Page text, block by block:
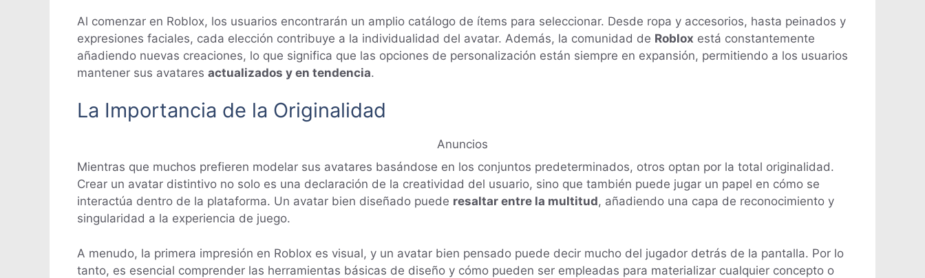
Al comenzar en Roblox, los usuarios encontrarán un amplio catálogo de ítems para seleccionar. Desde ropa y accesorios, hasta peinados y
expresiones faciales, cada elección contribuye a la individualidad del avatar. Además, la comunidad de Roblox está constantemente
añadiendo nuevas creaciones, lo que significa que las opciones de personalización están siempre en expansión, permitiendo a los usuarios
mantener sus avatares actualizados y en tendencia.
La Importancia de la Originalidad
Anuncios
Mientras que muchos prefieren modelar sus avatares basándose en los conjuntos predeterminados, otros optan por la total originalidad.
Crear un avatar distintivo no solo es una declaración de la creatividad del usuario, sino que también puede jugar un papel en cómo se
interactúa dentro de la plataforma. Un avatar bien diseñado puede resaltar entre la multitud, añadiendo una capa de reconocimiento y
singularidad a la experiencia de juego.
A menudo, la primera impresión en Roblox es visual, y un avatar bien pensado puede decir mucho del jugador detrás de la pantalla. Por lo
tanto, es esencial comprender las herramientas básicas de diseño y cómo pueden ser empleadas para materializar cualquier concepto o